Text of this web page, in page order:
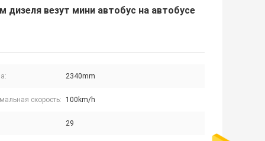
везут мини автобус на автобусе
2340mm
скорость: 100km/h
29